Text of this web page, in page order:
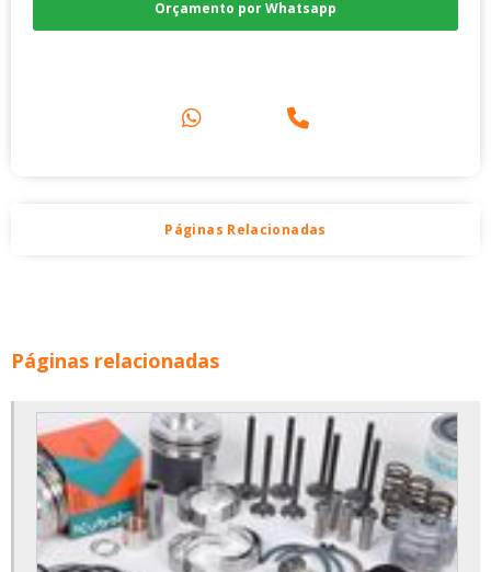
Orçamento por Whatsapp
Páginas Relacionadas
Páginas relacionadas